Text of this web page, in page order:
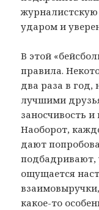
ударом и
В этой
правила.
два раза в год,
лучшими
заносчивость
Наоборот,
дают
подбадривают,
ощущается
какое-то